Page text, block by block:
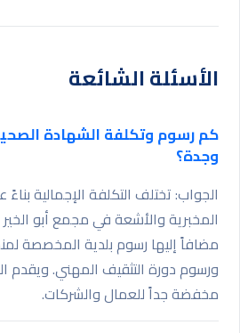
الأسئلة الشائعة
كم رسوم وتكلفة الشهادة
وجدة؟
الجواب: تختلف التكلفة الإجمالية بناءً
المخبرية والأشعة في مجمع أبو
مضافاً إليها رسوم بلدية المخصصة
ورسوم دورة التثقيف المهني. ويقدم
مخفضة جداً للعمال والشركات.